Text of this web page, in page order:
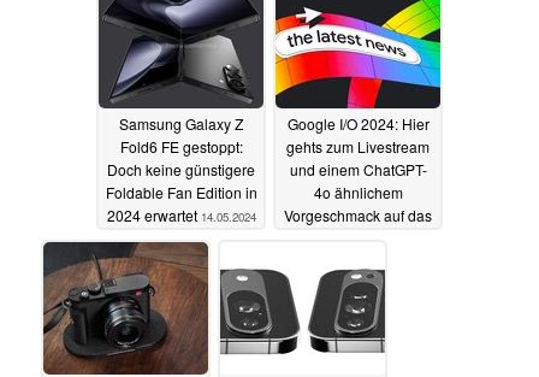
Samsung Galaxy Z
Fold6 FE gestoppt:
Doch keine günstigere
Foldable Fan Edition in
2024 erwartet 14.05.2024
Google I/O 2024: Hier
gehts zum Livestream
und einem ChatGPT-
4o ähnlichem
Vorgeschmack auf das